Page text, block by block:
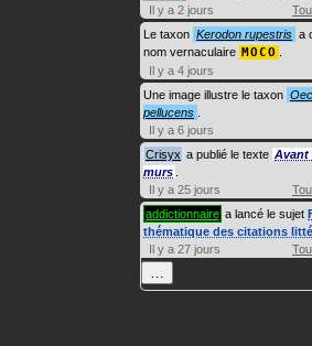
Il y a 2 jours
Le taxon Kerodon rupestris a
nom vernaculaire MOCO
Il y a 4 jours
Une image illustre le taxon
pellucens
Il y a 6 jours
Crisyx a publié le texte Avant
murs
Il y a 25 jours
addictionnaire a lancé le sujet
thématique des citations
Il y a 27 jours
…